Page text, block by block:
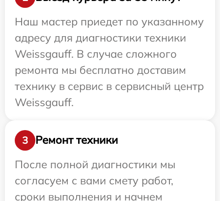
Наш мастер приедет по указанному
адресу для диагностики техники
Weissgauff. В случае сложного
ремонта мы бесплатно доставим
технику в сервис в сервисный центр
Weissgauff.
3
Ремонт техники
После полной диагностики мы
согласуем с вами смету работ,
сроки выполнения и начнем